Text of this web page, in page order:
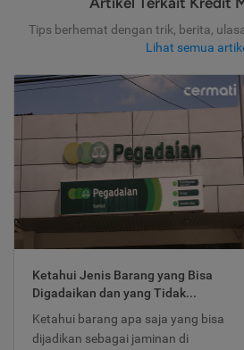
Tips berhemat dengan trik, berita,
Lihat semua
Ketahui Jenis Barang yang Bisa
Digadaikan dan yang Tidak...
Ketahui barang apa saja yang bisa
dijadikan sebagai jaminan di